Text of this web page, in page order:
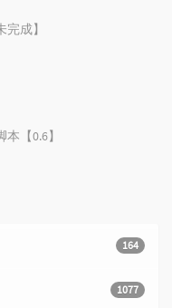
成】
【0.6】
164
1077